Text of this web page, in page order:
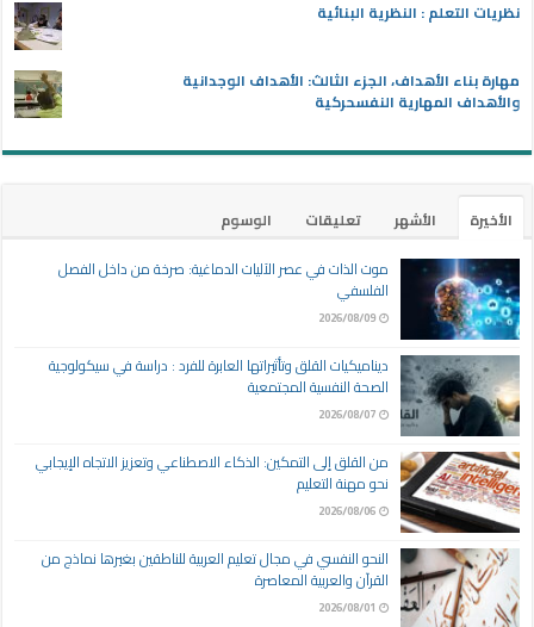
نظريات التعلم : النظرية البنائية
مهارة بناء الأهداف، الجزء الثالث: الأهداف الوجدانية
والأهداف المهارية النفسحركية
الأخيرة الأشهر تعليقات
الوسوم
موت الذات في عصر الآليات الدماغية: صرخة من داخل الفصل
الفلسفي
2026/08/09
ديناميكيات القلق وتأثيراتها العابرة للفرد : دراسة في سيكولوجية
الصحة النفسية المجتمعية
2026/08/07
من القلق إلى التمكين: الذكاء الاصطناعي وتعزيز الاتجاه الإيجابي
نحو مهنة التعليم
2026/08/06
النحو النفسي في مجال تعليم العربية للناطقين بغيرها نماذج من
القرآن والعربية المعاصرة
2026/08/01